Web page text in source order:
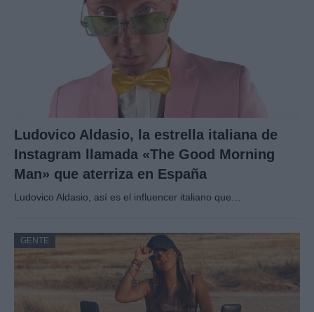
Ludovico Aldasio, la estrella italiana de
Instagram llamada «The Good Morning
Man» que aterriza en España
Ludovico Aldasio, así es el influencer italiano que…
GENTE